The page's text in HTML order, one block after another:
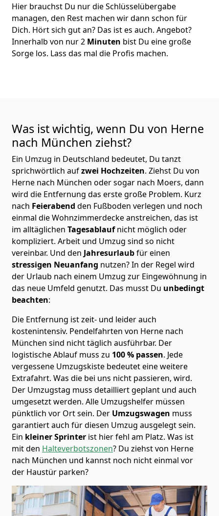
Hier brauchst Du nur die Schlüsselübergabe
managen, den Rest machen wir dann schon für
Dich. Hört sich gut an? Das ist es auch. Angebot?
Innerhalb von nur 2 Minuten bist Du eine große
Sorge los. Lass das mal die Profis machen.
Was ist wichtig, wenn Du von Herne
nach München ziehst?
Ein Umzug in Deutschland bedeutet, Du tanzt
sprichwörtlich aufzwei Hochzeiten. Ziehst Du von
Herne nach München oder sogar nach Moers, dann
wird die Entfernung das erste große Problem. Kurz
nach Feierabend den Fußboden verlegen und noch
einmal die Wohnzimmerdecke anstreichen, das ist
im alltäglichen Tagesablaufnicht möglich oder
kompliziert. Arbeit und Umzug sind so nicht
vereinbar. Und den Jahresurlaubfür einen
stressigen Neuanfang nutzen? In der Regel wird
der Urlaub nach einem Umzug zur Eingewöhnung in
das neue Umfeld genutzt. Das musst Du unbedingt
beachten:
Die Entfernung ist zeit- und leider auch
kostenintensiv. Pendelfahrten von Herne nach
München sind nicht täglich ausführbar. Der
logistische Ablauf muss zu 100 % passen. Jede
vergessene Umzugskiste bedeutet eine weitere
Extrafahrt. Was die bei uns nicht passieren, wird.
Der Umzugstag muss detailliert geplant und auch
umgesetzt werden. Alle Umzugshelfer müssen
pünktlich vor Ort sein. Der Umzugswagen muss
garantiert auch für diesen Umzug ausgelegt sein.
Ein kleiner Sprinter ist hier fehl am Platz. Was ist
mit den Halteverbotszonen? Du ziehst von Herne
nach München und kannst noch nicht einmal vor
der Haustür parken?